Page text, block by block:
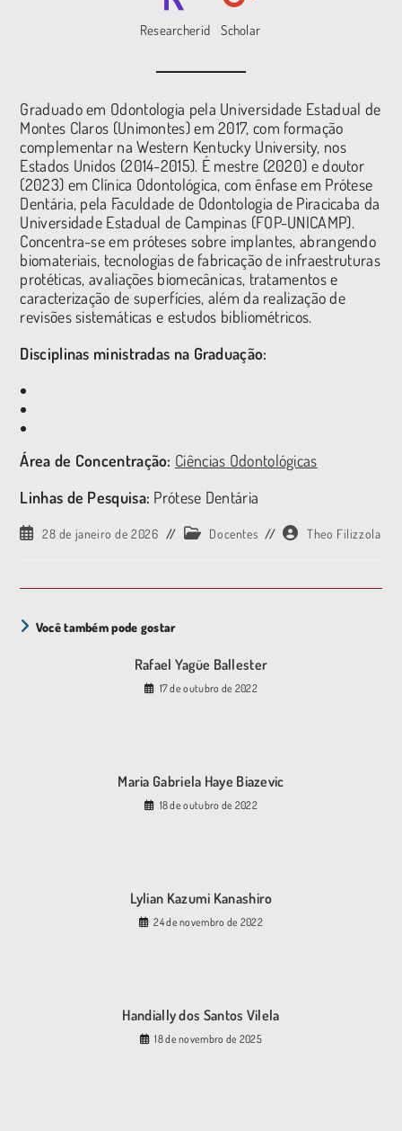
Researcherid Scholar
Graduado em Odontologia pela Universidade Estadual de
Montes Claros (Unimontes) em 2017, com formação
complementar na Western Kentucky University, nos
Estados Unidos (2014-2015). É mestre (2020) e doutor
(2023) em Clínica Odontológica, com ênfase em Prótese
Dentária, pela Faculdade de Odontologia de Piracicaba da
Universidade Estadual de Campinas (FOP-UNICAMP).
Concentra-se em próteses sobre implantes, abrangendo
biomateriais, tecnologias de fabricação de infraestruturas
protéticas, avaliações biomecânicas, tratamentos e
caracterização de superfícies, além da realização de
revisões sistemáticas e estudos bibliométricos.
Disciplinas ministradas na Graduação:
Área de Concentração: Ciências Odontológicas
Linhas de Pesquisa: Prótese Dentária
28 de janeiro de 2026 Docentes Theo Filizzola
Você também pode gostar
Rafael Yagüe Ballester
17 de outubro de 2022
Maria Gabriela Haye Biazevic
18 de outubro de 2022
Lylian Kazumi Kanashiro
24 de novembro de 2022
Handially dos Santos Vilela
18 de novembro de 2025